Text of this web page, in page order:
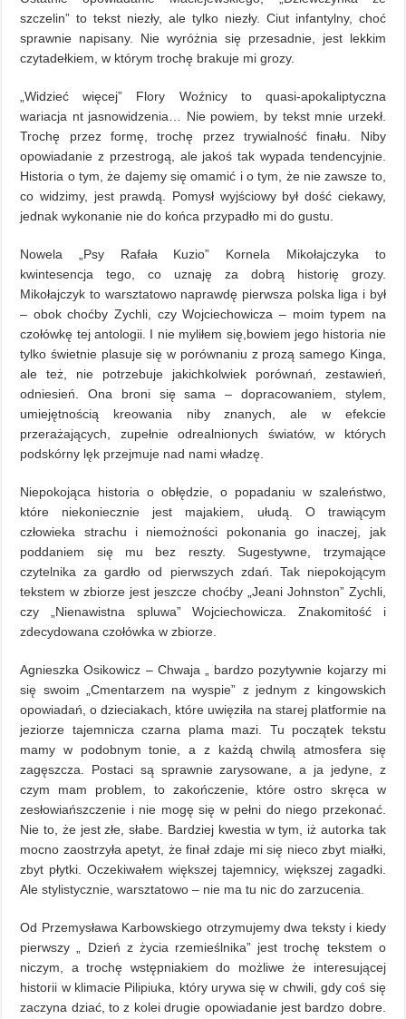
szczelin” to tekst niezły, ale tylko niezły. Ciut infantylny, choć
sprawnie napisany. Nie wyróżnia się przesadnie, jest lekkim
czytadełkiem, w którym trochę brakuje mi grozy.
„Widzieć więcej” Flory Woźnicy to quasi-apokaliptyczna
wariacja nt jasnowidzenia… Nie powiem, by tekst mnie urzekł.
Trochę przez formę, trochę przez trywialność finału. Niby
opowiadanie z przestrogą, ale jakoś tak wypada tendencyjnie.
Historia o tym, że dajemy się omamić i o tym, że nie zawsze to,
co widzimy, jest prawdą. Pomysł wyjściowy był dość ciekawy,
jednak wykonanie nie do końca przypadło mi do gustu.
Nowela „Psy Rafała Kuzio” Kornela Mikołajczyka to
kwintesencja tego, co uznaję za dobrą historię grozy.
Mikołajczyk to warsztatowo naprawdę pierwsza polska liga i był
– obok choćby Zychli, czy Wojciechowicza – moim typem na
czołówkę tej antologii. I nie myliłem się,bowiem jego historia nie
tylko świetnie plasuje się w porównaniu z prozą samego Kinga,
ale też, nie potrzebuje jakichkolwiek porównań, zestawień,
odniesień. Ona broni się sama – dopracowaniem, stylem,
umiejętnością kreowania niby znanych, ale w efekcie
przerażających, zupełnie odrealnionych światów, w których
podskórny lęk przejmuje nad nami władzę.
Niepokojąca historia o obłędzie, o popadaniu w szaleństwo,
które niekoniecznie jest majakiem, ułudą. O trawiącym
człowieka strachu i niemożności pokonania go inaczej, jak
poddaniem się mu bez reszty. Sugestywne, trzymające
czytelnika za gardło od pierwszych zdań. Tak niepokojącym
tekstem w zbiorze jest jeszcze choćby „Jeani Johnston” Zychli,
czy „Nienawistna spluwa” Wojciechowicza. Znakomitość i
zdecydowana czołówka w zbiorze.
Agnieszka Osikowicz – Chwaja „ bardzo pozytywnie kojarzy mi
się swoim „Cmentarzem na wyspie” z jednym z kingowskich
opowiadań, o dzieciakach, które uwięziła na starej platformie na
jeziorze tajemnicza czarna plama mazi. Tu początek tekstu
mamy w podobnym tonie, a z każdą chwilą atmosfera się
zagęszcza. Postaci są sprawnie zarysowane, a ja jedyne, z
czym mam problem, to zakończenie, które ostro skręca w
zesłowiańszczenie i nie mogę się w pełni do niego przekonać.
Nie to, że jest złe, słabe. Bardziej kwestia w tym, iż autorka tak
mocno zaostrzyła apetyt, że finał zdaje mi się nieco zbyt miałki,
zbyt płytki. Oczekiwałem większej tajemnicy, większej zagadki.
Ale stylistycznie, warsztatowo – nie ma tu nic do zarzucenia.
Od Przemysława Karbowskiego otrzymujemy dwa teksty i kiedy
pierwszy „ Dzień z życia rzemieślnika” jest trochę tekstem o
niczym, a trochę wstępniakiem do możliwe że interesującej
historii w klimacie Pilipiuka, który urywa się w chwili, gdy coś się
zaczyna dziać, to z kolei drugie opowiadanie jest bardzo dobre.